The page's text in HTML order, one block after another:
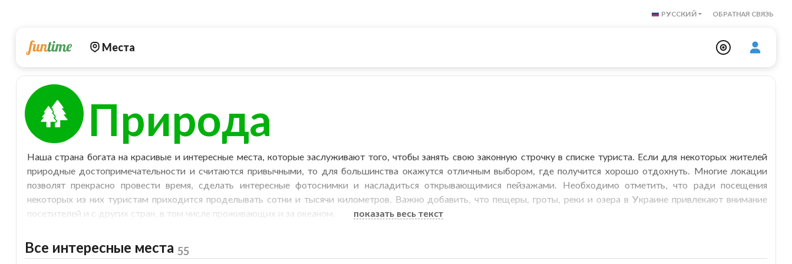
РУССКИЙ ОБРАТНАЯ СВЯЗЬ
Места
Природа
Наша страна богата на красивые и интересные места, которые заслуживают того, чтобы занять свою законную строчку в списке туриста. Если для некоторых жителей
природные достопримечательности и считаются привычными, то для большинства окажутся отличным выбором, где получится хорошо отдохнуть. Многие локации
позволят прекрасно провести время, сделать интересные фотоснимки и насладиться открывающимися пейзажами. Необходимо отметить, что ради посещения
некоторых из них туристам приходится проделывать сотни и тысячи километров. Важно добавить, что пещеры, гроты, реки и озера в Украине привлекают внимание
посетителей и с других стран, в том числе проживающих и за океаном.
Что предпочесть?
показать весь текст
Все интересные места 55